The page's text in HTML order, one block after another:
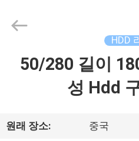
품
Langfang
HDD
50/280 길이
성 Hdd
원래 장소: 중국